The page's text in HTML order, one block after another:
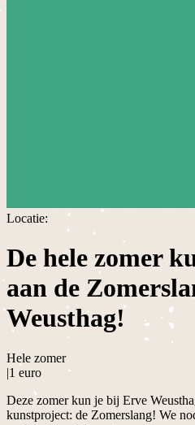
Locatie:
De hele zomer
aan de
Weusthag!
Hele zomer
|1 euro
Deze zomer kun je bij Erve
kunstproject: de Zomerslang! We